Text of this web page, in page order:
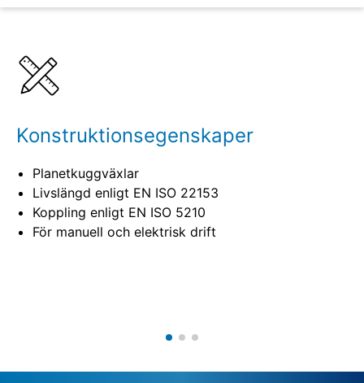
Konstruktionsegenskaper
Planetkuggväxlar
Livslängd enligt EN ISO 22153
Koppling enligt EN ISO 5210
För manuell och elektrisk drift